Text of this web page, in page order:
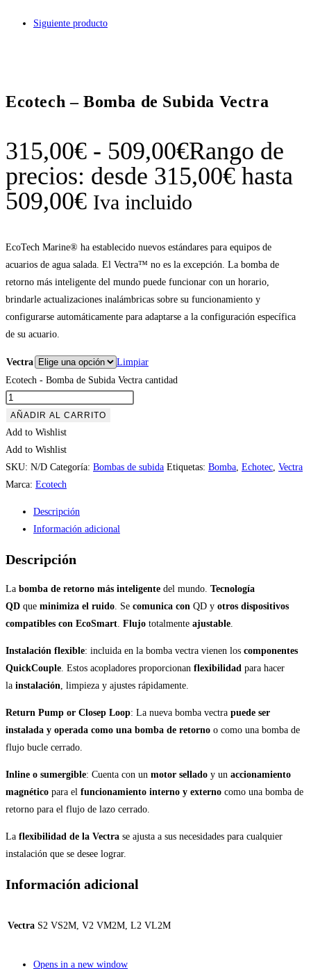
Siguiente producto
Ecotech – Bomba de Subida Vectra
315,00€ - 509,00€Rango de
precios: desde 315,00€ hasta
509,00€ Iva incluido
EcoTech Marine® ha establecido nuevos estándares para equipos de
acuarios de agua salada. El Vectra™ no es la excepción. La bomba de
retorno más inteligente del mundo puede funcionar con un horario,
brindarle actualizaciones inalámbricas sobre su funcionamiento y
configurarse automáticamente para adaptarse a la configuración específica
de su acuario.
Vectra
Limpiar
Ecotech - Bomba de Subida Vectra cantidad
AÑADIR AL CARRITO
Add to Wishlist
Add to Wishlist
SKU: N/D Categoría: Bombas de subida Etiquetas: Bomba Echotec Vectra
Marca: Ecotech
Descripción
Información adicional
Descripción
La bomba de retorno más inteligente del mundo. Tecnología
QD que minimiza el ruido. Se comunica con QD y otros dispositivos
compatibles con EcoSmart. Flujo totalmente ajustable.
Instalación flexible: incluida en la bomba vectra vienen los componentes
QuickCouple. Estos acopladores proporcionan flexibilidad para hacer
la instalación, limpieza y ajustes rápidamente.
Return Pump or Closep Loop: La nueva bomba vectra puede ser
instalada y operada como una bomba de retorno o como una bomba de
flujo bucle cerrado.
Inline o sumergible: Cuenta con un motor sellado y un accionamiento
magnético para el funcionamiento interno y externo como una bomba de
retorno para el flujo de lazo cerrado.
La flexibilidad de la Vectra se ajusta a sus necesidades para cualquier
instalación que se desee lograr.
Información adicional
Vectra S2 VS2M, V2 VM2M, L2 VL2M
Opens in a new window